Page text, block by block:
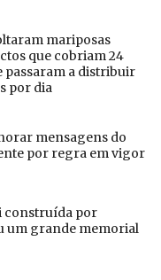
mariposas
que cobriam 24
passaram a distribuir
por dia
mensagens do
por regra em vigor
construída por
um grande memorial